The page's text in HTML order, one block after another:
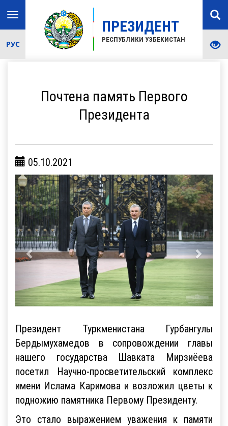
ПРЕЗИДЕНТ
РЕСПУБЛИКИ УЗБЕКИСТАН
Toggle
navigation
РУС
Почтена память Первого
Президента
05.10.2021
Президент Туркменистана Гурбангулы
Бердымухамедов в сопровождении главы
нашего государства Шавката Мирзиёева
посетил Научно-просветительский комплекс
имени Ислама Каримова и возложил цветы к
подножию памятника Первому Президенту.
Это стало выражением уважения к памяти